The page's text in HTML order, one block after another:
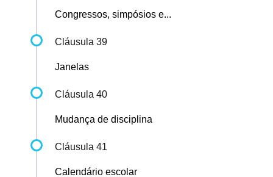
Congressos, simpósios e...
Cláusula 39
Janelas
Cláusula 40
Mudança de disciplina
Cláusula 41
Calendário escolar